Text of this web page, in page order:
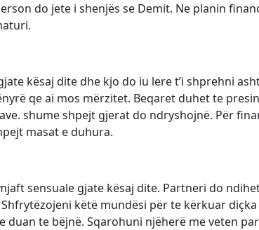
do jete i shenjës se Demit. Ne planin
kësaj dite dhe kjo do iu lere t’i shprehni
qe ai mos mërzitet. Beqaret duhet te
shume shpejt gjerat do ndryshojnë. Për
masat e duhura.
sensuale gjate kësaj dite. Partneri do
këtë mundësi për te kërkuar
duan te bëjnë. Sqarohuni njëherë me veten